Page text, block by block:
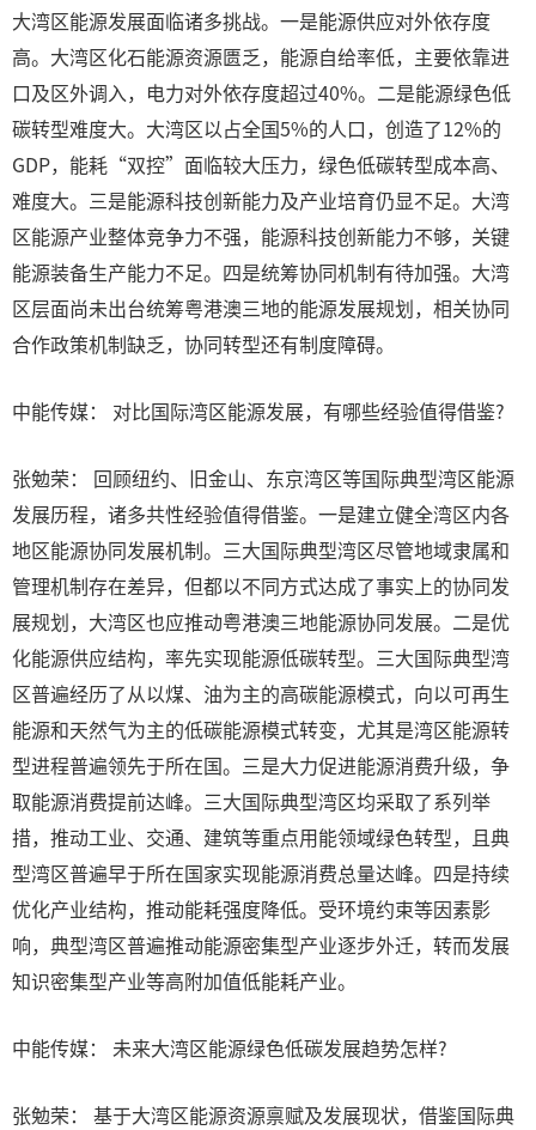
大湾区能源发展面临诸多挑战。一是能源供应对外依存度
高。大湾区化石能源资源匮乏，能源自给率低，主要依靠进
口及区外调入，电力对外依存度超过40%。二是能源绿色低
碳转型难度大。大湾区以占全国5%的人口，创造了12%的
GDP，能耗“双控”面临较大压力，绿色低碳转型成本高、
难度大。三是能源科技创新能力及产业培育仍显不足。大湾
区能源产业整体竞争力不强，能源科技创新能力不够，关键
能源装备生产能力不足。四是统筹协同机制有待加强。大湾
区层面尚未出台统筹粤港澳三地的能源发展规划，相关协同
合作政策机制缺乏，协同转型还有制度障碍。
中能传媒： 对比国际湾区能源发展，有哪些经验值得借鉴?
张勉荣： 回顾纽约、旧金山、东京湾区等国际典型湾区能源
发展历程，诸多共性经验值得借鉴。一是建立健全湾区内各
地区能源协同发展机制。三大国际典型湾区尽管地域隶属和
管理机制存在差异，但都以不同方式达成了事实上的协同发
展规划，大湾区也应推动粤港澳三地能源协同发展。二是优
化能源供应结构，率先实现能源低碳转型。三大国际典型湾
区普遍经历了从以煤、油为主的高碳能源模式，向以可再生
能源和天然气为主的低碳能源模式转变，尤其是湾区能源转
型进程普遍领先于所在国。三是大力促进能源消费升级，争
取能源消费提前达峰。三大国际典型湾区均采取了系列举
措，推动工业、交通、建筑等重点用能领域绿色转型，且典
型湾区普遍早于所在国家实现能源消费总量达峰。四是持续
优化产业结构，推动能耗强度降低。受环境约束等因素影
响，典型湾区普遍推动能源密集型产业逐步外迁，转而发展
知识密集型产业等高附加值低能耗产业。
中能传媒： 未来大湾区能源绿色低碳发展趋势怎样?
张勉荣： 基于大湾区能源资源禀赋及发展现状，借鉴国际典